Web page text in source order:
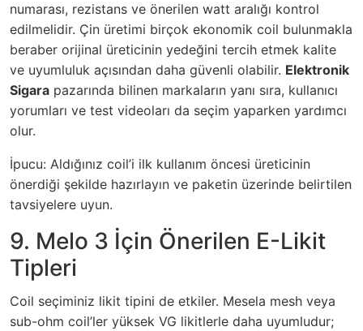
numarası, rezistans ve önerilen watt aralığı kontrol
edilmelidir. Çin üretimi birçok ekonomik coil bulunmakla
beraber orijinal üreticinin yedeğini tercih etmek kalite
ve uyumluluk açısından daha güvenli olabilir. Elektronik
Sigara pazarında bilinen markaların yanı sıra, kullanıcı
yorumları ve test videoları da seçim yaparken yardımcı
olur.
İpucu: Aldığınız coil’i ilk kullanım öncesi üreticinin
önerdiği şekilde hazırlayın ve paketin üzerinde belirtilen
tavsiyelere uyun.
9. Melo 3 İçin Önerilen E-Likit
Tipleri
Coil seçiminiz likit tipini de etkiler. Mesela mesh veya
sub-ohm coil’ler yüksek VG likitlerle daha uyumludur;